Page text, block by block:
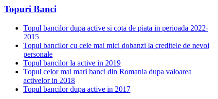
Topuri Banci
Topul bancilor dupa active si cota de piata in perioada 2022-
2015
Topul bancilor cu cele mai mici dobanzi la creditele de nevoi
personale
Topul bancilor la active in 2019
Topul celor mai mari banci din Romania dupa valoarea
activelor in 2018
Topul bancilor dupa active in 2017